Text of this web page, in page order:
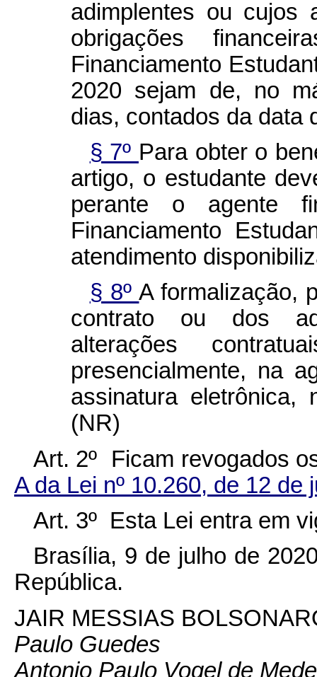
adimplentes ou cujos
obrigações
Financiamento
2020 sejam de, no
dias, contados da data
§ 7º Para obter o
artigo, o estudante
perante o agente
Financiamento
atendimento
§ 8ºA formalização,
contrato ou dos
alterações
presencialmente, na
assinatura eletrônica,
(NR)
Art. 2º Ficam revogados
A da Lei nº 10.260, de 12 de
Art. 3º Esta Lei entra em
Brasília, 9 de julho de
República.
JAIR MESSIAS
Paulo Guedes
Antonio Paulo Vogel de